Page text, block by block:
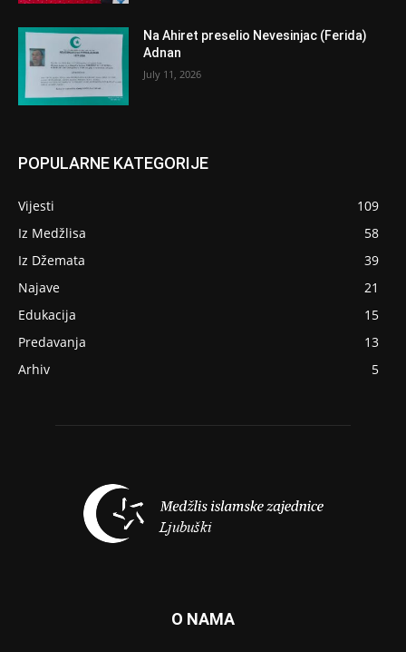
Na Ahiret preselio Nevesinjac (Ferida)
Adnan
July 11, 2026
POPULARNE KATEGORIJE
Vijesti
109
Iz Medžlisa
58
Iz Džemata
39
Najave
21
Edukacija
15
Predavanja
13
Arhiv
5
O NAMA